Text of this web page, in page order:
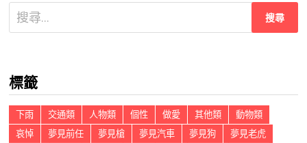
搜
尋
字:
標籤
下雨 交通類 人物類 個性 做愛 其他類
動物類
哀悼
夢見前任 夢見槍 夢見汽車 夢見狗
夢見老虎